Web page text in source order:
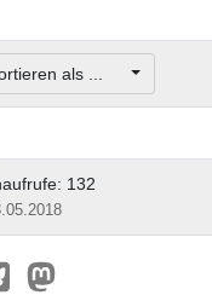
als ...
132